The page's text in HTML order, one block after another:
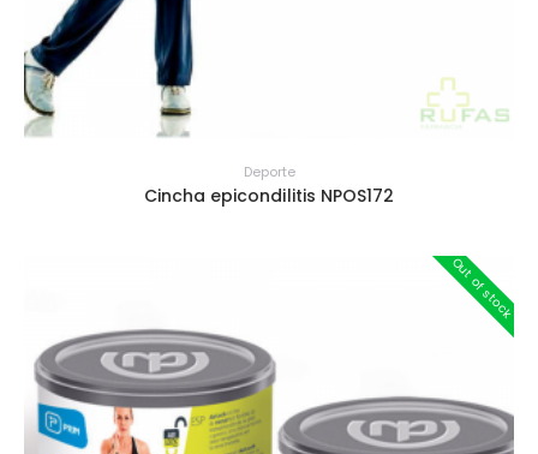
Deporte
Cincha epicondilitis NPOS172
Out of stock